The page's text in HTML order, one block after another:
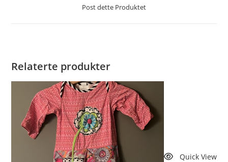
nytt
Post dette Produktet
Relaterte produkter
Quick View